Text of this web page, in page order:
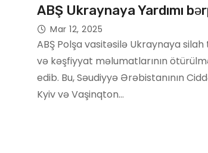
ABŞ Ukraynaya Yardımı
Mar 12, 2025
ABŞ Polşa vasitəsilə Ukraynaya
və kəşfiyyat məlumatlarının
edib. Bu, Səudiyyə Ərəbistanının
Kyiv və Vaşinqton…